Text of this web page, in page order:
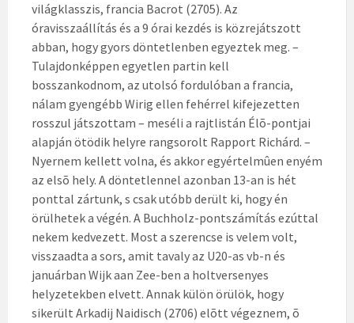
világklasszis, francia Bacrot (2705). Az
óravisszaállítás és a 9 órai kezdés is közrejátszott
abban, hogy gyors döntetlenben egyeztek meg. –
Tulajdonképpen egyetlen partin kell
bosszankodnom, az utolsó fordulóban a francia,
nálam gyengébb Wirig ellen fehérrel kifejezetten
rosszul játszottam – meséli a rajtlistán Élõ-pontjai
alapján ötödik helyre rangsorolt Rapport Richárd. –
Nyernem kellett volna, és akkor egyértelmûen enyém
az elsõ hely. A döntetlennel azonban 13-an is hét
ponttal zártunk, s csak utóbb derült ki, hogy én
örülhetek a végén. A Buchholz-pontszámítás ezúttal
nekem kedvezett. Most a szerencse is velem volt,
visszaadta a sors, amit tavaly az U20-as vb-n és
januárban Wijk aan Zee-ben a holtversenyes
helyzetekben elvett. Annak külön örülök, hogy
sikerült Arkadij Naidisch (2706) elõtt végeznem, õ